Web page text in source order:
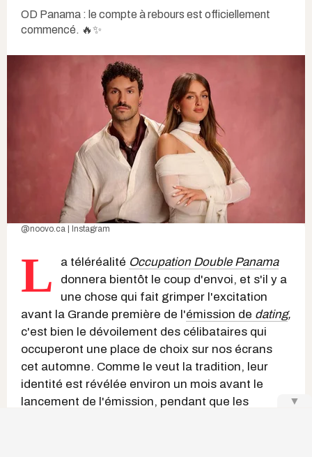
OD Panama : le compte à rebours est officiellement
commencé. 🔥✨
@noovo.ca | Instagram
L a téléréalité Occupation Double Panama
donnera bientôt le coup d'envoi, et s'il y a
une chose qui fait grimper l'excitation
avant la Grande première de l'émission de dating,
c'est bien le dévoilement des célibataires qui
occuperont une place de choix sur nos écrans
cet automne. Comme le veut la tradition, leur
identité est révélée environ un mois avant le
lancement de l'émission, pendant que les
▼